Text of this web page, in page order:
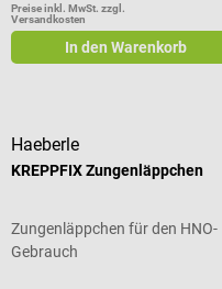
Preise inkl. MwSt. zzgl.
Versandkosten
In den Warenkorb
Haeberle
KREPPFIX Zungenläppchen
Zungenläppchen für den HNO-
Gebrauch